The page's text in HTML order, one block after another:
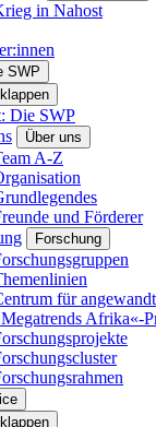
in Nahost
SWP
Die SWP
Über uns
A-Z
und Förderer
Forschung
für
Afrika«-